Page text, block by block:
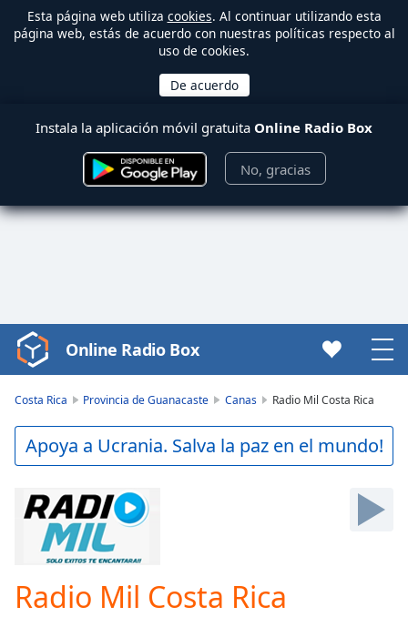
Esta página web utiliza cookies. Al continuar utilizando esta
página web, estás de acuerdo con nuestras políticas respecto al
uso de cookies.
Instala la aplicación móvil gratuita Online Radio Box
No, gracias
Video
Player
Play
Video
Skip
Backward
Forward
Current
Time0:00
Online Radio Box
Costa Rica Provincia de Guanacaste Canas Radio Mil Costa Rica
Apoya a Ucrania. Salva la paz en el mundo!
Radio Mil Costa Rica